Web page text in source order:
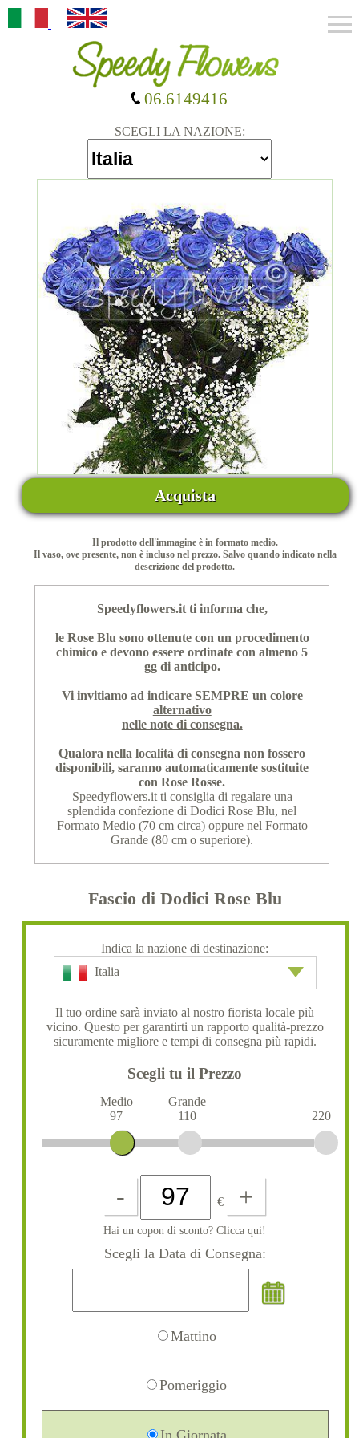
SCEGLI LA NAZIONE:
06.6149416
Acquista
Il prodotto dell'immagine è in formato medio.
Il vaso, ove presente, non è incluso nel prezzo. Salvo quando indicato nella
descrizione del prodotto.
Speedyflowers.it ti informa che,
le Rose Blu sono ottenute con un procedimento
chimico e devono essere ordinate con almeno 5
gg di anticipo.
Vi invitiamo ad indicare SEMPRE un colore
alternativo
nelle note di consegna.
Qualora nella località di consegna non fossero
disponibili, saranno automaticamente sostituite
con Rose Rosse.
Speedyflowers.it ti consiglia di regalare una
splendida confezione di Dodici Rose Blu, nel
Formato Medio (70 cm circa) oppure nel Formato
Grande (80 cm o superiore).
Fascio di Dodici Rose Blu
Indica la nazione di destinazione:
Italia
Il tuo ordine sarà inviato al nostro fiorista locale più
vicino. Questo per garantirti un rapporto qualità-prezzo
sicuramente migliore e tempi di consegna più rapidi.
Scegli tu il Prezzo
Medio
97
Grande
110
220
- € +
Hai un copon di sconto? Clicca qui!
Scegli la Data di Consegna:
Mattino
Pomeriggio
In Giornata